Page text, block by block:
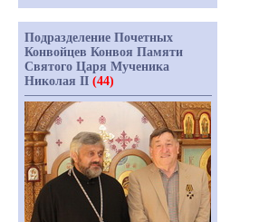
Подразделение Почетных
Конвойцев Конвоя Памяти
Святого Царя Мученика
Николая II (44)